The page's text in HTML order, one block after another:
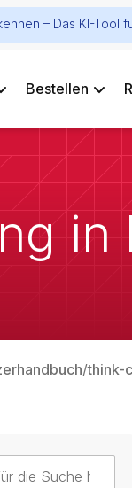
– Das KI-Tool
Bestellen
in
think-